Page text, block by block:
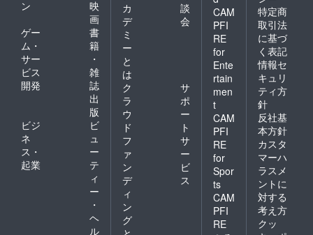
ン
映
画
ゲー
ム・
サー
ビス
開発
書
籍
・
雑
誌
出
版
ビジ
ネ
ス・
起業
ビ
ュ
ー
テ
ィ
ー
・
ヘ
ル
カ
デ
ミ
ー
と
は
談
会
ク
ラ
ウ
ド
フ
ァ
ン
デ
ィ
ン
グ
サ
ポ
ー
ト
サ
ー
ビ
ス
CAM
PFI
RE
for
Ente
rtain
men
t
CAM
PFI
RE
for
Spor
ts
CAM
PFI
RE
特定商
取引法
に基づ
く表記
情報セ
キュリ
ティ方
針
反社基
本方針
カスタ
マーハ
ラスメ
ントに
対する
考え方
クッ